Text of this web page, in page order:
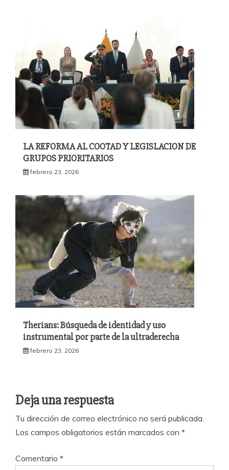
LA REFORMA AL COOTAD Y LEGISLACION DE
GRUPOS PRIORITARIOS
febrero 23, 2026
Therians: Búsqueda de identidad y uso
instrumental por parte de la ultraderecha
febrero 23, 2026
Deja una respuesta
Tu dirección de correo electrónico no será publicada.
Los campos obligatorios están marcados con *
Comentario *